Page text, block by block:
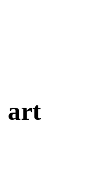
art